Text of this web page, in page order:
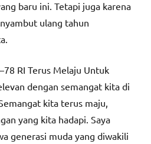
baru ini. Tetapi juga karena
ulang tahun
RI Terus Melaju Untuk
dengan semangat kita di
kita terus maju,
yang kita hadapi. Saya
generasi muda yang diwakili